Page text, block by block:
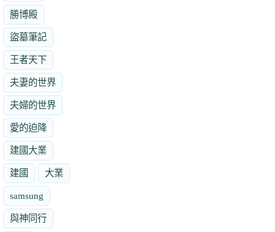
勝博殿
盜墓筆記
王者天下
夫妻的世界
夫婦的世界
愛的迫降
建國大業
建國 大業
samsung
與神同行